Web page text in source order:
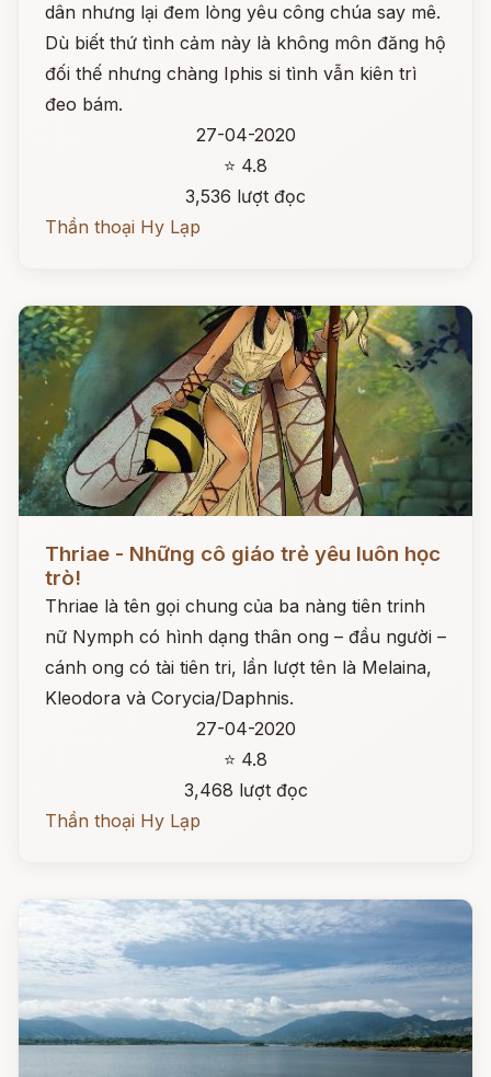
dân nhưng lại đem lòng yêu công chúa say mê.
Dù biết thứ tình cảm này là không môn đăng hộ
đối thế nhưng chàng Iphis si tình vẫn kiên trì
đeo bám.
27-04-2020
⭐ 4.8
3,536 lượt đọc
Thần thoại Hy Lạp
Thriae - Những cô giáo trẻ yêu luôn học
trò!
Thriae là tên gọi chung của ba nàng tiên trinh
nữ Nymph có hình dạng thân ong – đầu người –
cánh ong có tài tiên tri, lần lượt tên là Melaina,
Kleodora và Corycia/Daphnis.
27-04-2020
⭐ 4.8
3,468 lượt đọc
Thần thoại Hy Lạp